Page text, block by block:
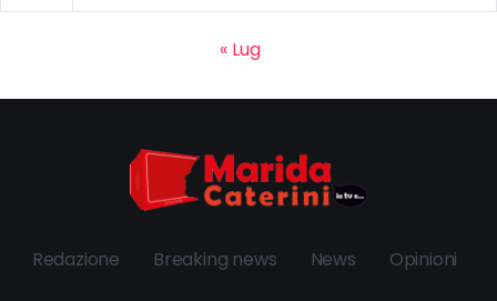
« Lug
Redazione Breaking news News Opinioni